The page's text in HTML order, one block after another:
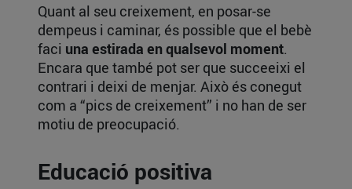
Quant al seu creixement, en posar-se
dempeus i caminar, és possible que el bebè
faci una estirada en qualsevol moment.
Encara que també pot ser que succeeixi el
contrari i deixi de menjar. Això és conegut
com a “pics de creixement” i no han de ser
motiu de preocupació.
Educació positiva